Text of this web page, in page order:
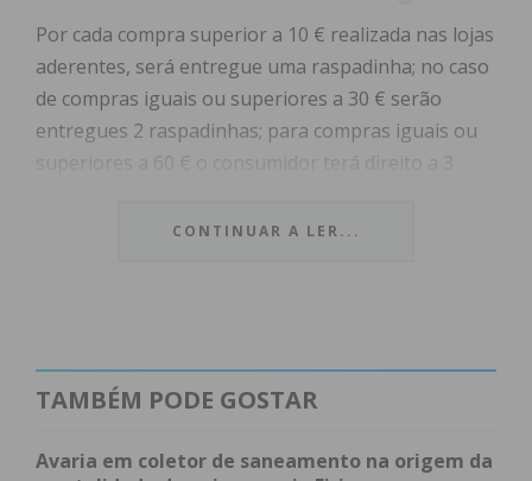
Por cada compra superior a 10 € realizada nas lojas
aderentes, será entregue uma raspadinha; no caso
de compras iguais ou superiores a 30 € serão
entregues 2 raspadinhas; para compras iguais ou
superiores a 60 € o consumidor terá direito a 3
a 150 € serão entregues 4 raspadinhas.
Os valores dos prémios variam entre os 2€ e os
CONTINUAR A LER...
TAMBÉM PODE GOSTAR
Avaria em coletor de saneamento na origem da